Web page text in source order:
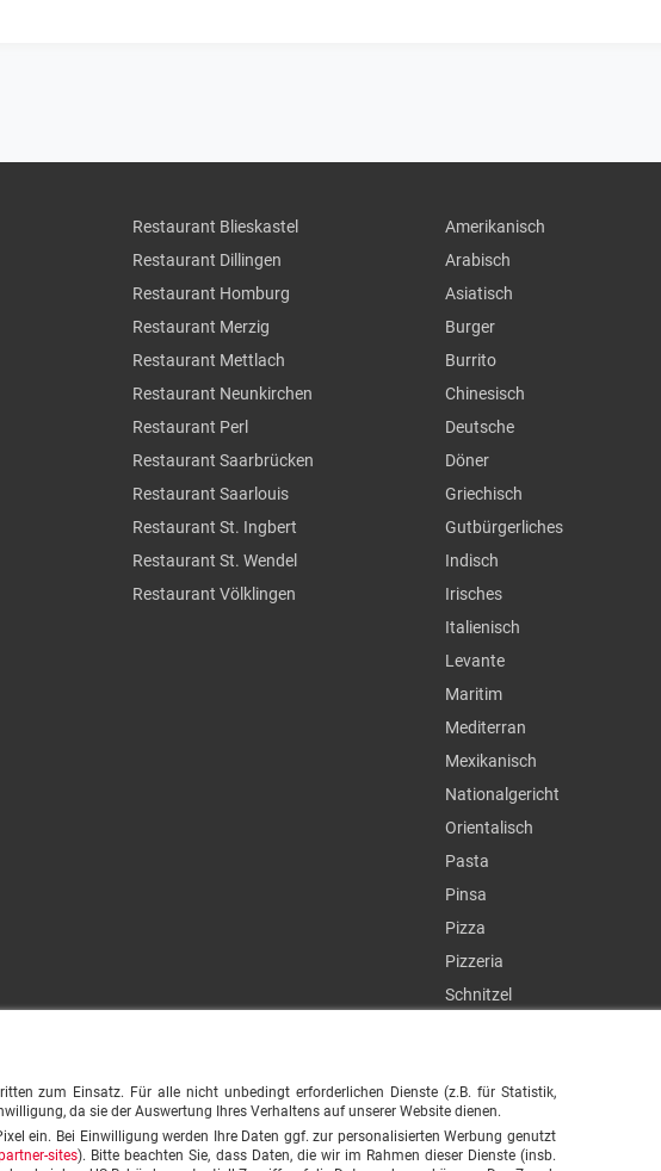
Restaurant Blieskastel
Restaurant Dillingen
Restaurant Homburg
Restaurant Merzig
Restaurant Mettlach
Restaurant Neunkirchen
Restaurant Perl
Restaurant Saarbrücken
Restaurant Saarlouis
Restaurant St. Ingbert
Restaurant St. Wendel
Restaurant Völklingen
Amerikanisch
Arabisch
Asiatisch
Burger
Burrito
Chinesisch
Deutsche
Döner
Griechisch
Gutbürgerliches
Indisch
Irisches
Italienisch
Levante
Maritim
Mediterran
Mexikanisch
Nationalgericht
Orientalisch
Pasta
Pinsa
Pizza
Pizzeria
Schnitzel
Thailändisch
Türkisch
Vegan
zum Einsatz. Für alle nicht unbedingt erforderlichen Dienste (z.B. für Statistik,
da sie der Auswertung Ihres Verhaltens auf unserer Website dienen.
ein. Bei Einwilligung werden Ihre Daten ggf. zur personalisierten Werbung genutzt
sites). Bitte beachten Sie, dass Daten, die wir im Rahmen dieser Dienste (insb.